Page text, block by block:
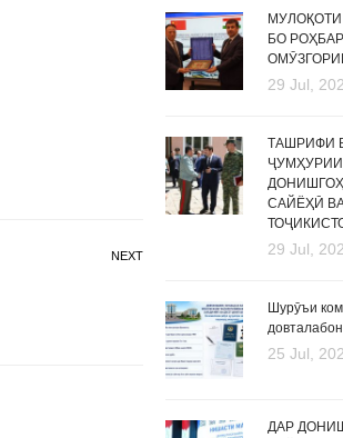
NEXT
БО
29 Jul,
ТАШРИФИ
САЙЁҲӢ
29 Jul,
Шурӯъи
довталабон
25 Jul,
ДАР